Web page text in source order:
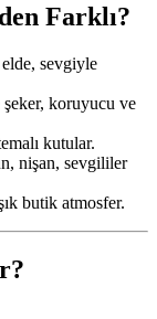
Farklı?
sevgiyle
koruyucu ve
kutular.
nişan, sevgililer
butik atmosfer.